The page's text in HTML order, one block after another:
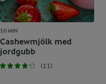
10 MIN
Cashewmjölk med
jordgubb
(11)